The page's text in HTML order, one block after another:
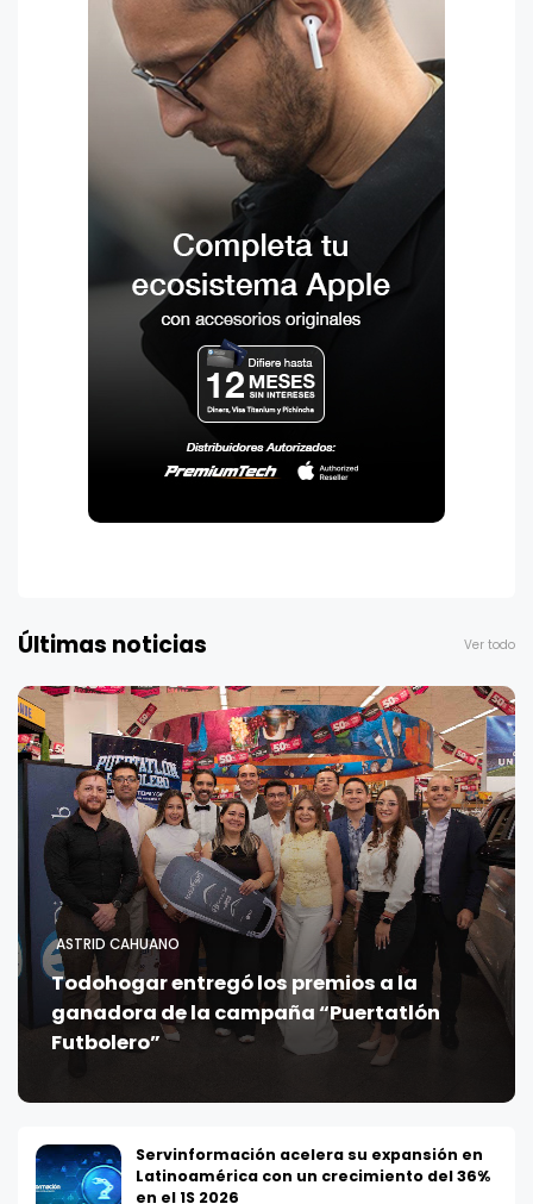
Últimas noticias Ver todo
ASTRID CAHUANO
Todohogar entregó los premios a la
ganadora de la campaña “Puertatlón
Futbolero”
Servinformación acelera su expansión en
Latinoamérica con un crecimiento del 36%
en el 1S 2026